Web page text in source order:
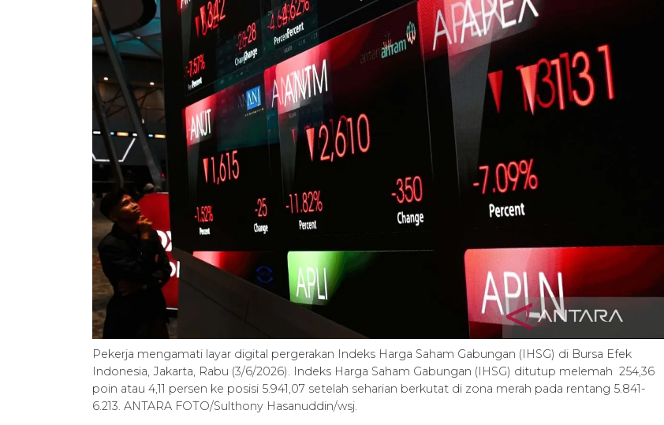
Pekerja mengamati layar digital pergerakan Indeks Harga Saham Gabungan (IHSG) di Bursa Efek
Indonesia, Jakarta, Rabu (3/6/2026). Indeks Harga Saham Gabungan (IHSG) ditutup melemah 254,36
poin atau 4,11 persen ke posisi 5.941,07 setelah seharian berkutat di zona merah pada rentang 5.841-
6.213. ANTARA FOTO/Sulthony Hasanuddin/wsj.